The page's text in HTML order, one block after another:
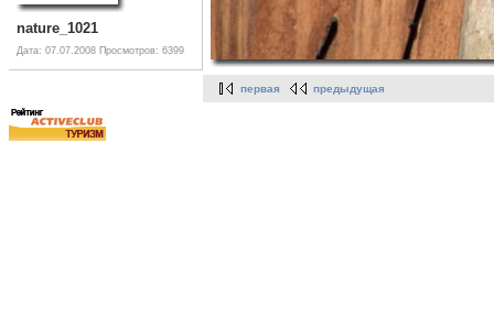
nature_1021
Дата: 07.07.2008 Просмотров: 6399
первая предыдущая